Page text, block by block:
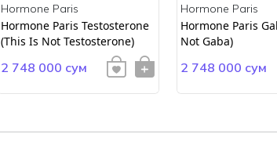
Hormone Paris
Hormone Paris Testosterone
(This Is Not Testosterone)
2 748 000 сум
Hormone Paris
Hormone Paris
Not Gaba)
2 748 000 сум